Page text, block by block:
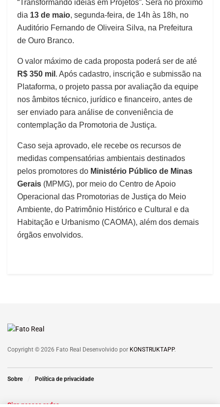
“Transformando ideias em Projetos”. Será no próximo
dia 13 de maio, segunda-feira, de 14h às 18h, no
Auditório Fernando de Oliveira Silva, na Prefeitura
de Ouro Branco.
O valor máximo de cada proposta poderá ser de até
R$ 350 mil . Após cadastro, inscrição e submissão na
Plataforma, o projeto passa por avaliação da equipe
nos âmbitos técnico, jurídico e financeiro, antes de
ser enviado para análise de conveniência de
contemplação da Promotoria de Justiça.
Caso seja aprovado, ele recebe os recursos de
medidas compensatórias ambientais destinados
pelos promotores do Ministério Público de Minas
Gerais (MPMG), por meio do Centro de Apoio
Operacional das Promotorias de Justiça do Meio
Ambiente, do Patrimônio Histórico e Cultural e da
Habitação e Urbanismo (CAOMA), além dos demais
órgãos envolvidos.
Copyright © 2026 Fato Real Desenvolvido por KONSTRUKTAPP.
Sobre Política de privacidade
Siga nossas redes